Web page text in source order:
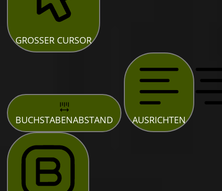
GROSSER CURSOR
BUCHSTABENABSTAND AUSRICHTEN